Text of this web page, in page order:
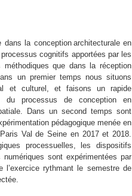
dans la conception architecturale en
cognitifs apportées par les
que dans la réception
un premier temps nous situons
et culturel, et faisons un rapide
du processus de conception en
Dans un second temps sont
pédagogique menée en
Val de Seine en 2017 et 2018.
processuelles, les dispositifs
sont expérimentées par
l’exercice rythmant le semestre de